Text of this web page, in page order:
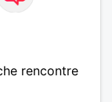
rencontre